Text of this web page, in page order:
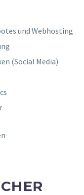
und Webhosting
(Social Media)